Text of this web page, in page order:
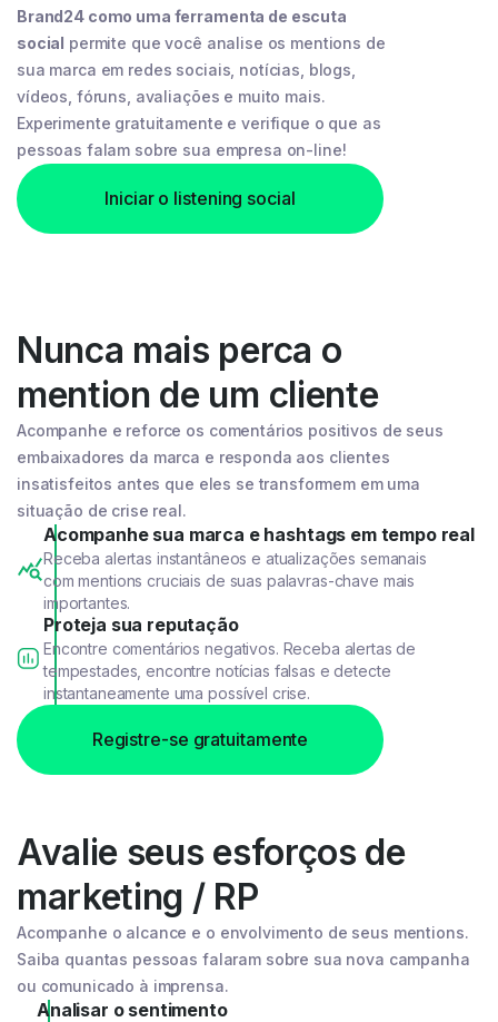
Brand24 como uma ferramenta de escuta
social permite que você analise os mentions de
sua marca em redes sociais, notícias, blogs,
vídeos, fóruns, avaliações e muito mais.
Experimente gratuitamente e verifique o que as
pessoas falam sobre sua empresa on-line!
Iniciar o listening social
Nunca mais perca o
mention de um cliente
Acompanhe e reforce os comentários positivos de seus
embaixadores da marca e responda aos clientes
insatisfeitos antes que eles se transformem em uma
situação de crise real.
Acompanhe sua marca e hashtags em tempo real
Receba alertas instantâneos e atualizações semanais
com mentions cruciais de suas palavras-chave mais
importantes.
Proteja sua reputação
Encontre comentários negativos. Receba alertas de
tempestades, encontre notícias falsas e detecte
instantaneamente uma possível crise.
Registre-se gratuitamente
Avalie seus esforços de
marketing / RP
Acompanhe o alcance e o envolvimento de seus mentions.
Saiba quantas pessoas falaram sobre sua nova campanha
ou comunicado à imprensa.
Analisar o sentimento